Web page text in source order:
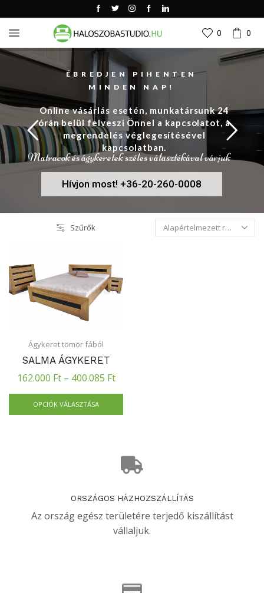
0 0
ÉBREDJEN PIHENTEN
MINDEN NAP!
Matracok és ágykeretek széles választékával várjuk
Online vásárlás esetén, munkatársunk 24
órán belül felveszi Önnel a kapcsolatot, a
megrendelés véglegesítésével
kapcsolatban.
Hívjon most! +36-20-260-0008
Szűrők
Ágykeret tömör fából
SALMA ÁGYKERET
162.000 Ft– 400.085 Ft
OPCIÓK VÁLASZTÁSA
ORSZÁGOS HÁZHOZSZÁLLÍTÁS
Az ország egész területére terjedő kiszállítást
vállaljuk.